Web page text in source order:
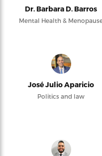
Dr. Barbara D. Barros
Mental Health &
José Julio Aparicio
Politics and law